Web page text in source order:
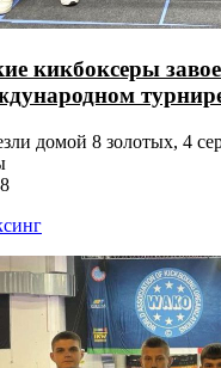
кикбоксеры
домой 8 золотых, 4